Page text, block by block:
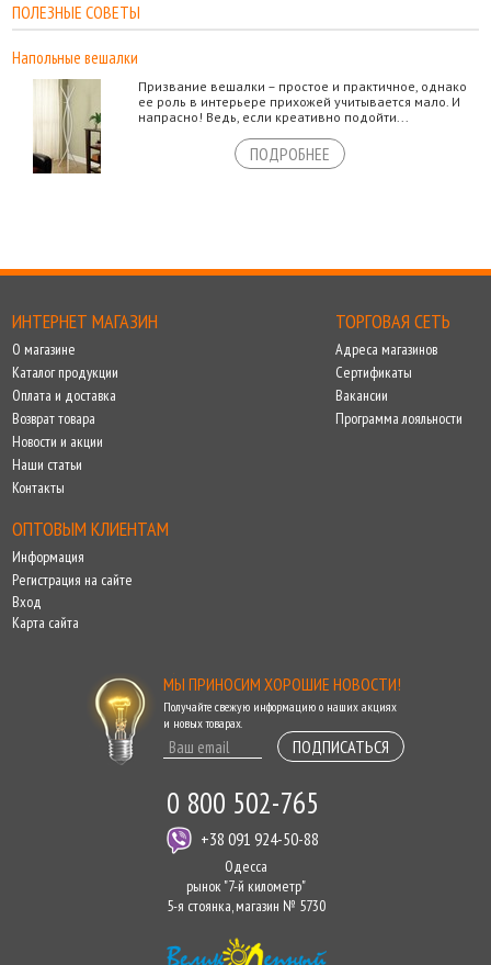
ПОЛЕЗНЫЕ СОВЕТЫ
Напольные вешалки
Призвание вешалки – простое и практичное, однако
ее роль в интерьере прихожей учитывается мало. И
напрасно! Ведь, если креативно подойти...
ПОДРОБНЕЕ
ИНТЕРНЕТ МАГАЗИН
О магазине
Каталог продукции
Оплата и доставка
Возврат товара
Новости и акции
Наши статьи
Контакты
ТОРГОВАЯ СЕТЬ
Адреса магазинов
Сертификаты
Вакансии
Программа лояльности
ОПТОВЫМ КЛИЕНТАМ
Информация
Регистрация на сайте
Вход
Карта сайта
МЫ ПРИНОСИМ ХОРОШИЕ НОВОСТИ!
Получайте свежую информацию о наших акциях
и новых товарах.
ПОДПИСАТЬСЯ
0 800 502-765
+38 091 924-50-88
Одесса
рынок "7-й километр"
5-я стоянка, магазин № 5730